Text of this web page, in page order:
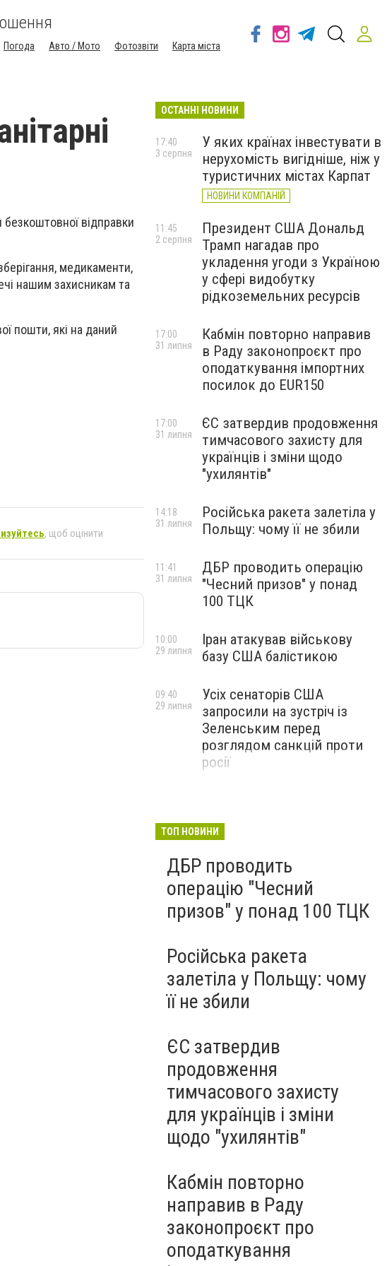
Погода Авто / Мото Фотозвіти Карта міста
безкоштовної відправки
медикаменти,
нашим захисникам та
пошти, які на даний
, щоб оцінити
ОСТАННІ НОВИНИ
У яких країнах інвестувати в
нерухомість вигідніше, ніж у
туристичних містах Карпат
НОВИНИ КОМПАНІЙ
17:40
3 серпня
Президент США Дональд
Трамп нагадав про
укладення угоди з Україною
у сфері видобутку
рідкоземельних ресурсів
11:45
2 серпня
Кабмін повторно направив
в Раду законопроєкт про
оподаткування імпортних
посилок до EUR150
17:00
31 липня
ЄС затвердив продовження
тимчасового захисту для
українців і зміни щодо
"ухилянтів"
17:00
31 липня
Російська ракета залетіла у
Польщу: чому її не збили
14:18
31 липня
ДБР проводить операцію
"Чесний призов" у понад
100 ТЦК
11:41
31 липня
Іран атакував військову
базу США балістикою
10:00
29 липня
Усіх сенаторів США
запросили на зустріч із
Зеленським перед
розглядом санкцій проти
росії
09:40
29 липня
ТОП НОВИНИ
ДБР проводить
операцію "Чесний
призов" у понад 100 ТЦК
Російська ракета
залетіла у Польщу: чому
її не збили
ЄС затвердив
продовження
тимчасового захисту
для українців і зміни
щодо "ухилянтів"
Кабмін повторно
направив в Раду
законопроєкт про
оподаткування